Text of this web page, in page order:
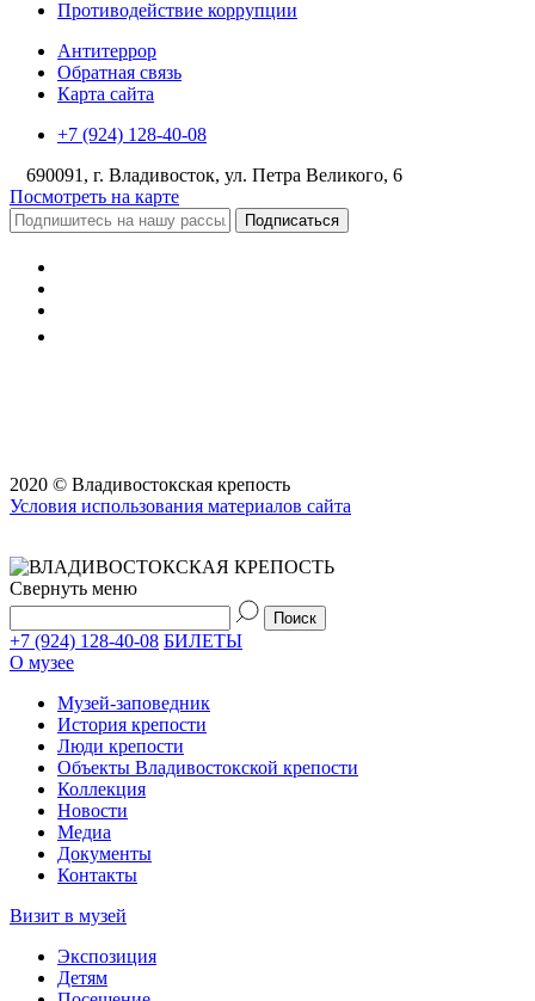
Противодействие коррупции
Антитеррор
Обратная связь
Карта сайта
+7 (924) 128-40-08
690091, г. Владивосток, ул. Петра Великого, 6
Посмотреть на карте
Подписаться
2020 © Владивостокская крепость
Условия использования материалов сайта
Свернуть меню
+7 (924) 128-40-08 БИЛЕТЫ
О музее
Музей-заповедник
История крепости
Люди крепости
Объекты Владивостокской крепости
Коллекция
Новости
Медиа
Документы
Контакты
Визит в музей
Экспозиция
Детям